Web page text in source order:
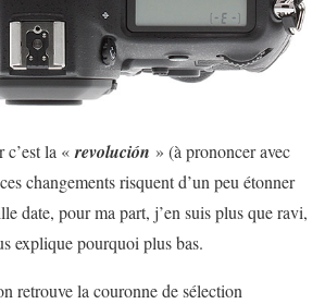
c’est la « revolución » (à prononcer avec
changements risquent d’un peu étonner
date, pour ma part, j’en suis plus que ravi,
explique pourquoi plus bas.
retrouve la couronne de sélection